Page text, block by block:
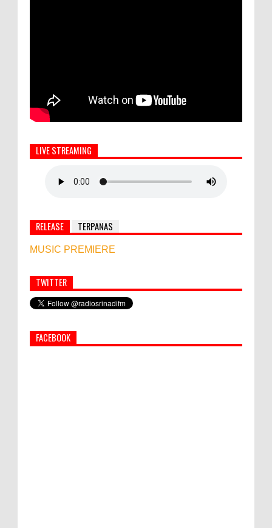
LIVE STREAMING
RELEASE TERPANAS
MUSIC PREMIERE
Simbol Persahabatan, RI Bangun Islamic Centre di
Afghanistan
PEMKAB KLUNGKUNG GELAR PASAR
TWITTER
FACEBOOK